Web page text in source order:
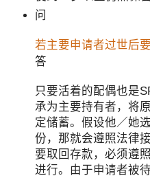
问
若主要申请者过世后
答
只要活着的配偶也是
承为主要持有者，将
定储蓄。假设他／她
份，那就会遵照法律
要取回存款，必须遵
进行。由于申请者被